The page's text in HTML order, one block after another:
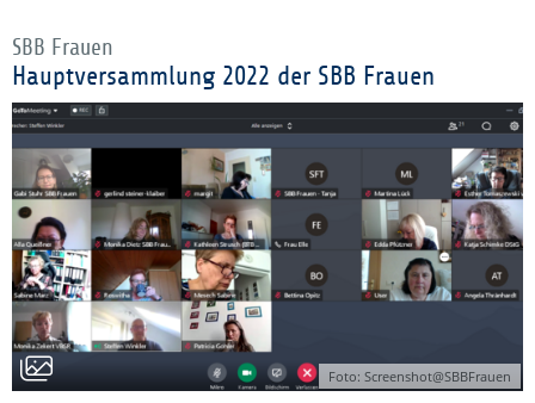
SBB Frauen
Hauptversammlung 2022 der SBB Frauen
Foto: Screenshot@SBBFrauen